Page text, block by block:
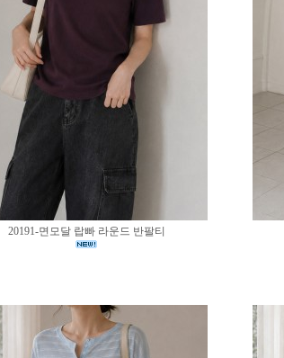
20191-면모달 랍빠 라운드 반팔티